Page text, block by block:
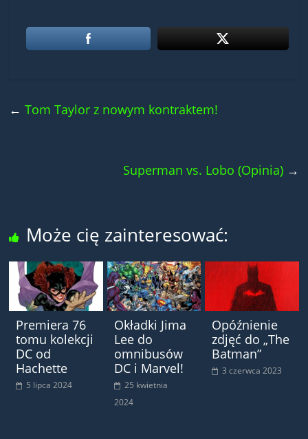
← Tom Taylor z nowym kontraktem!
Superman vs. Lobo (Opinia) →
Może cię zainteresować:
Premiera 76
tomu kolekcji
DC od
Hachette
5 lipca 2024
Okładki Jima
Lee do
omnibusów
DC i Marvel!
25 kwietnia
2024
Opóźnienie
zdjęć do „The
Batman”
3 czerwca 2023